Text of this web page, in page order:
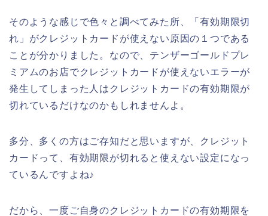
そのような感じで色々と調べてみた所、「有効期限切
れ」がクレジットカードが使えない原因の１つである
ことが分かりました。なので、テンザーゴールドプレ
ミアムのお店でクレジットカードが使えないエラーが
発生してしまった人はクレジットカードの有効期限が
切れているだけなのかもしれませんよ。
多分、多くの方はご存知だと思いますが、クレジット
カードって、有効期限が切れると使えない設定になっ
ているんですよね♪
だから、一度ご自身のクレジットカードの有効期限を